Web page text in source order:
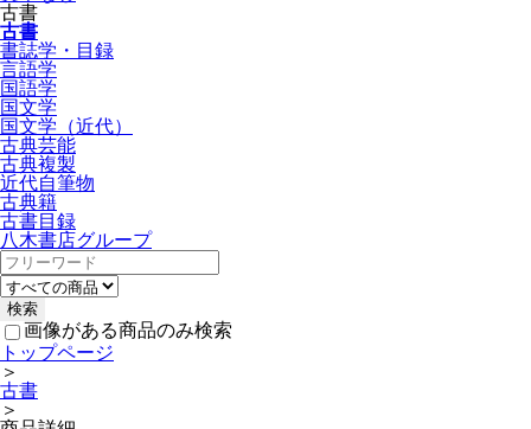
古書
古書
書誌学・目録
言語学
国語学
国文学
国文学（近代）
古典芸能
古典複製
近代自筆物
古典籍
古書目録
八木書店グループ
画像がある商品のみ検索
トップページ
＞
古書
＞